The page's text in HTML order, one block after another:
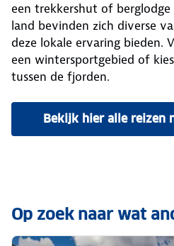
een trekkershut of
land bevinden zich diverse
deze lokale ervaring bieden.
een wintersportgebied of
tussen de fjorden.
Bekijk hier alle reizen
Op zoek naar wat